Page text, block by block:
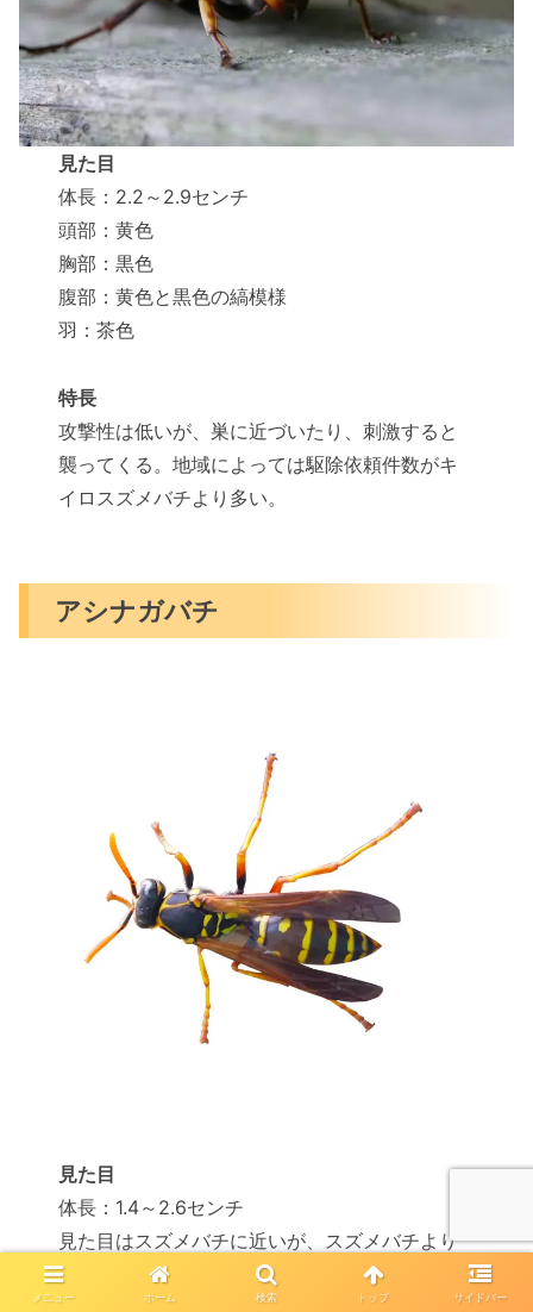
見た目
体長：2.2～2.9センチ
頭部：黄色
胸部：黒色
腹部：黄色と黒色の縞模様
羽：茶色
特長
攻撃性は低いが、巣に近づいたり、刺激すると
襲ってくる。地域によっては駆除依頼件数がキ
イロスズメバチより多い。
アシナガバチ
見た目
体長：1.4～2.6センチ
見た目はスズメバチに近いが、スズメバチより
細身で小さい
メニュー ホーム 検索 トップ サイドバー